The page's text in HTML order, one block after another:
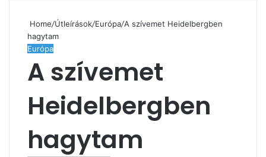
Home/Útleírások/Európa/A szívemet Heidelbergben
hagytam
Európa
A szívemet
Heidelbergben
hagytam